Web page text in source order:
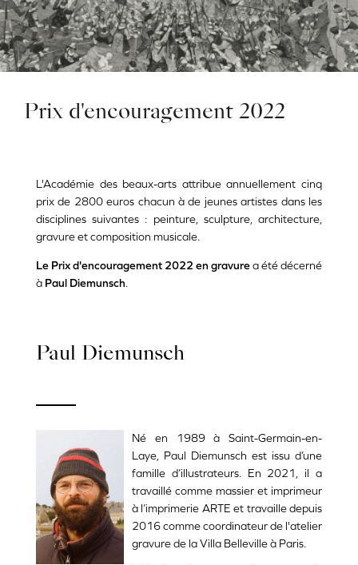
Prix d'encouragement 2022
L'Académie des beaux-arts attribue annuellement cinq
prix de 2800 euros chacun à de jeunes artistes dans les
disciplines suivantes : peinture, sculpture, architecture,
gravure et composition musicale.
Le Prix d'encouragement 2022 en gravurea été décerné
à Paul Diemunsch.
Paul Diemunsch
Né en 1989 à Saint-Germain-en-
Laye, Paul Diemunsch est issu d’une
famille d’illustrateurs. En 2021, il a
travaillé comme massier et imprimeur
à l’imprimerie ARTE et travaille depuis
2016 comme coordinateur de l'atelier
gravure de la Villa Belleville à Paris.